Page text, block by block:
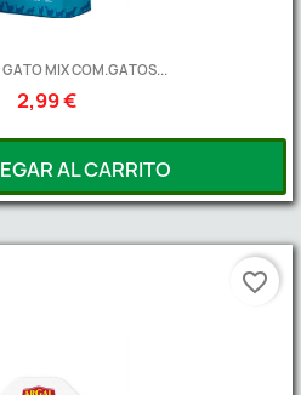
MIX COM.GATOS...
2,99 €
AL CARRITO
favorite_border